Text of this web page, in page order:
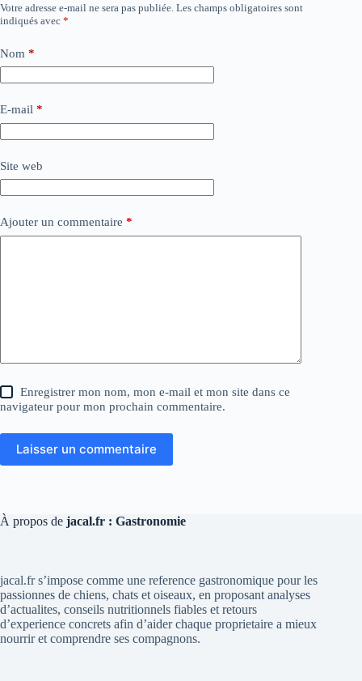
Votre adresse e-mail ne sera pas publiée. Les champs obligatoires sont
indiqués avec *
Nom *
E-mail *
Site web
Ajouter un commentaire *
Enregistrer mon nom, mon e-mail et mon site dans ce
navigateur pour mon prochain commentaire.
Laisser un commentaire
À propos de jacal.fr : Gastronomie
jacal.fr s’impose comme une reference gastronomique pour les
passionnes de chiens, chats et oiseaux, en proposant analyses
d’actualites, conseils nutritionnels fiables et retours
d’experience concrets afin d’aider chaque proprietaire a mieux
nourrir et comprendre ses compagnons.